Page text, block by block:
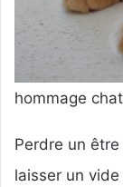
hommage
Perdre un
laisser un